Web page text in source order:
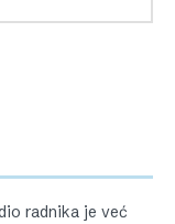
radnika je već